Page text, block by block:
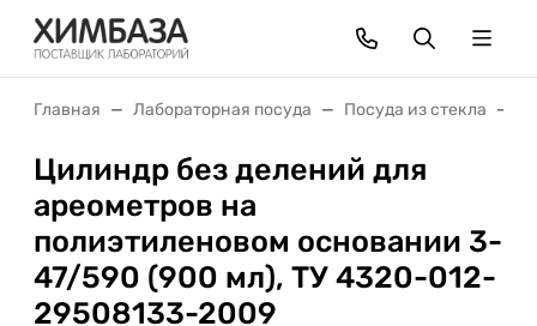
Главная Лабораторная посуда Посуда из стекла
Цилиндр без делений для
ареометров на
полиэтиленовом основании 3-
47/590 (900 мл), ТУ 4320-012-
29508133-2009